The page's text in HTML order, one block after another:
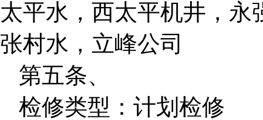
太平水，西太平机井，
张村水，立峰公司
第五条、
检修类型：计划检修